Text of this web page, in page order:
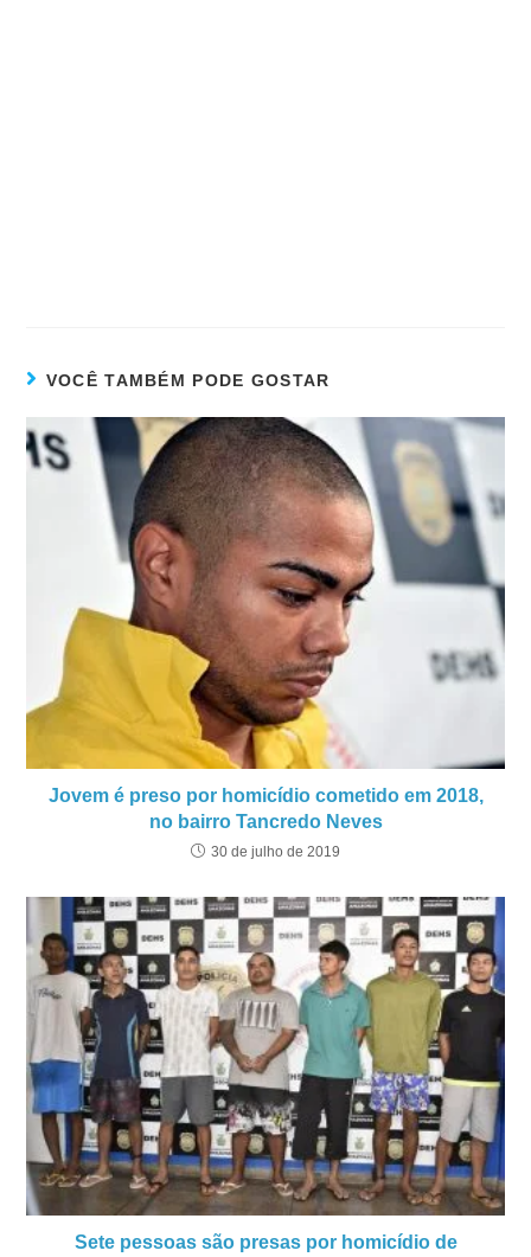
VOCÊ TAMBÉM PODE GOSTAR
Jovem é preso por homicídio cometido em 2018,
no bairro Tancredo Neves
30 de julho de 2019
Sete pessoas são presas por homicídio de